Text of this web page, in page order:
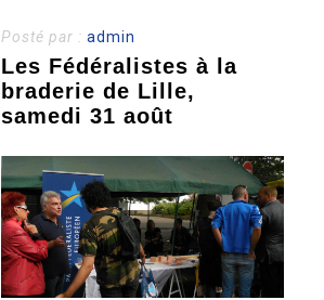
Posté par :admin
Les Fédéralistes à la
braderie de Lille,
samedi 31 août